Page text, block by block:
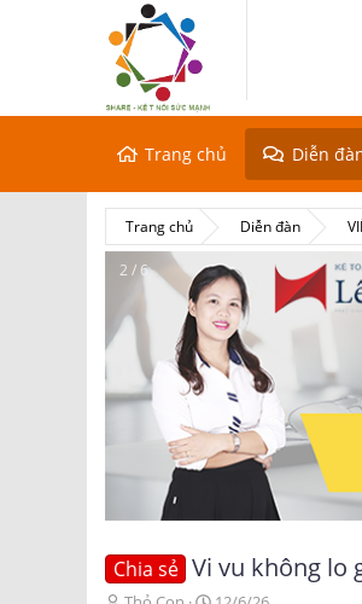
Trang chủ Diễn
Trang chủ Diễn đàn
2 / 6
Chia sẻ Vi vu không lo